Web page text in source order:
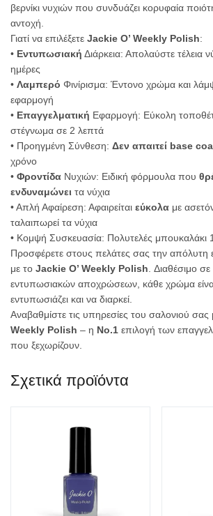
βερνίκι νυχιών που συνδυάζει κορυφαία
αντοχή.
Γιατί να επιλέξετε Jackie O’ Weekly Polish:
• Εντυπωσιακή Διάρκεια: Απολαύστε τέλεια
ημέρες
• Λαμπερό Φινίρισμα: Έντονο χρώμα και
εφαρμογή
• Επαγγελματική Εφαρμογή: Εύκολη
στέγνωμα σε 2 λεπτά
• Προηγμένη Σύνθεση: Δεν απαιτεί base
χρόνο
• Φροντίδα Νυχιών: Ειδική φόρμουλα που
ενδυναμώνει τα νύχια
• Απλή Αφαίρεση: Αφαιρείται εύκολα με
ταλαιπωρεί τα νύχια
• Κομψή Συσκευασία: Πολυτελές μπουκαλάκι
Προσφέρετε στους πελάτες σας την απόλυτη
με το Jackie O’ Weekly Polish . Διαθέσιμο
εντυπωσιακών αποχρώσεων, κάθε χρώμα
εντυπωσιάζει και να διαρκεί.
Αναβαθμίστε τις υπηρεσίες του σαλονιού σας
Weekly Polish – η Νο.1 επιλογή των
που ξεχωρίζουν.
Σχετικά προϊόντα